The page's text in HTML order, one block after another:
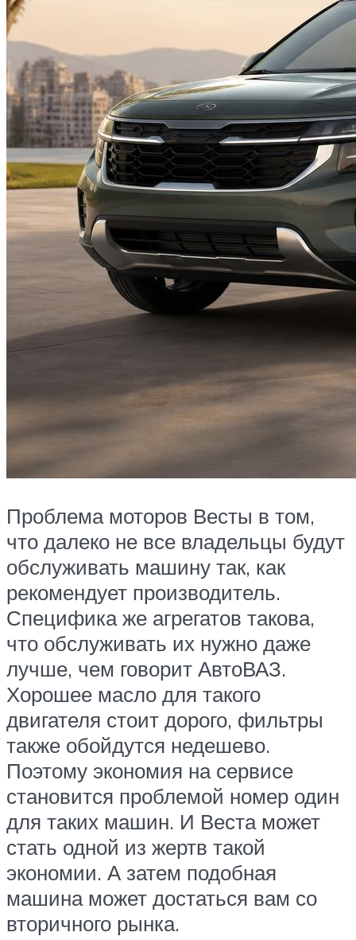
Проблема моторов Весты в том,
что далеко не все владельцы будут
обслуживать машину так, как
рекомендует производитель.
Специфика же агрегатов такова,
что обслуживать их нужно даже
лучше, чем говорит АвтоВАЗ.
Хорошее масло для такого
двигателя стоит дорого, фильтры
также обойдутся недешево.
Поэтому экономия на сервисе
становится проблемой номер один
для таких машин. И Веста может
стать одной из жертв такой
экономии. А затем подобная
машина может достаться вам со
вторичного рынка.